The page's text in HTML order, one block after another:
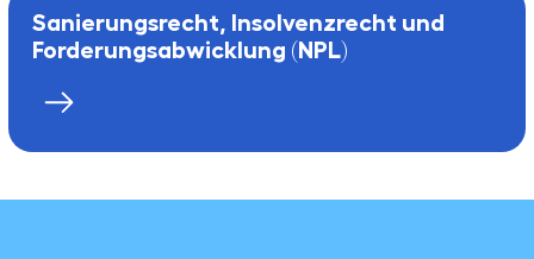
Sanierungsrecht, Insolvenzrecht und
Forderungsabwicklung (NPL)